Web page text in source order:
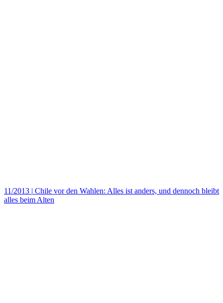
11/2013 | Chile vor den Wahlen: Alles ist anders, und dennoch bleibt
alles beim Alten